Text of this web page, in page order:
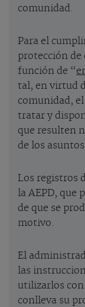
comunidad.
Para el
protección de
función de “
tal, en virtud
comunidad,
tratar y
que resulten
de los
Los registros
la AEPD, que
de que se
motivo.
El
las
utilizarlos
conlleva su